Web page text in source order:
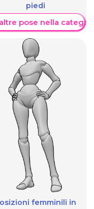
piedi
altre pose nella
femminili in